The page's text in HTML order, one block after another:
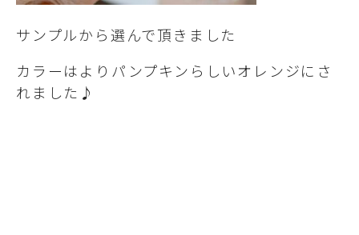
サンプルから選んで頂きました
カラーはよりパンプキンらしいオレンジにさ
れました♪